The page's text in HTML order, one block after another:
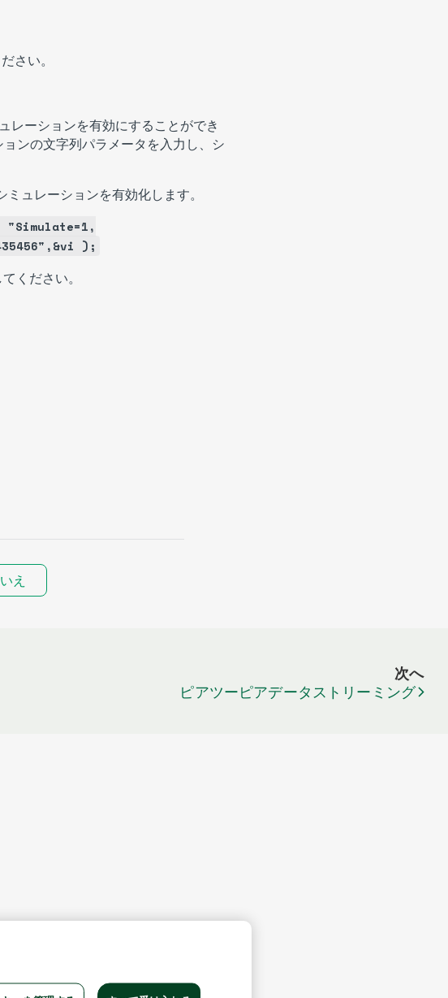
さい。
レーションを有効にすることができ
ョンの文字列パラメータを入力し、シ
ミュレーションを有効化します。
"Simulate=1,
);
ください。
え
次へ
ピアツーピアデータストリーミング